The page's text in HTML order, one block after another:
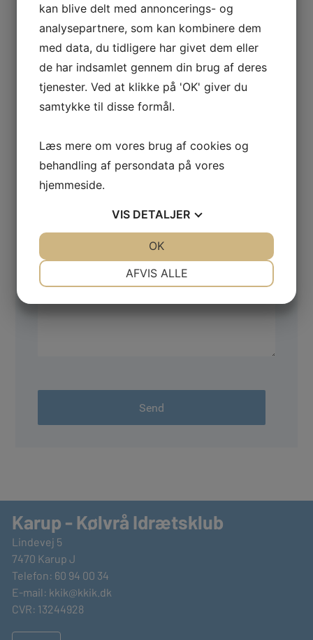
Kontakt os
Du er altid velkommen til at kontakte os på
telefon60 94 00 34, eller via formularen
herunder.
*
Karup - Kølvrå Idrætsklub
Lindevej 5
7470 Karup J
Telefon: 60 94 00 34
E-mail: kkik@kkik.dk
CVR: 13244928
kan blive delt med annoncerings- og
analysepartnere, som kan kombinere dem
med data, du tidligere har givet dem eller
de har indsamlet gennem din brug af deres
tjenester. Ved at klikke på 'OK' giver du
samtykke til disse formål.
Læs mere om vores brug af cookies og
behandling af persondata på vores
hjemmeside.
VIS DETALJER
AFVIS ALLE
OK